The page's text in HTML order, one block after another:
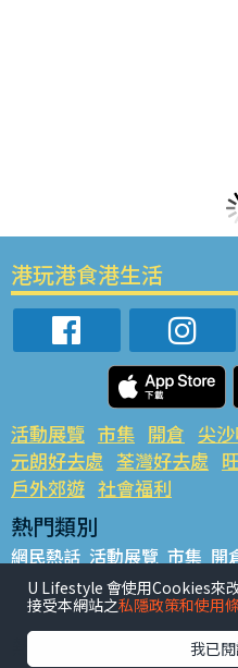
港玩港食港生活
活動展覽 市集 開倉 尖
元朗好去處 荃灣好去處
戶外郊遊 社會福利
熱門類別
網民熱話 活動展覽 市集 開
銅鑼灣好去處 元朗好去處
餐廳情報 戶外郊遊
熱門標籤
U Lifestyle 會使用Cookies來
接受本網站之私隱政策和使用
我已